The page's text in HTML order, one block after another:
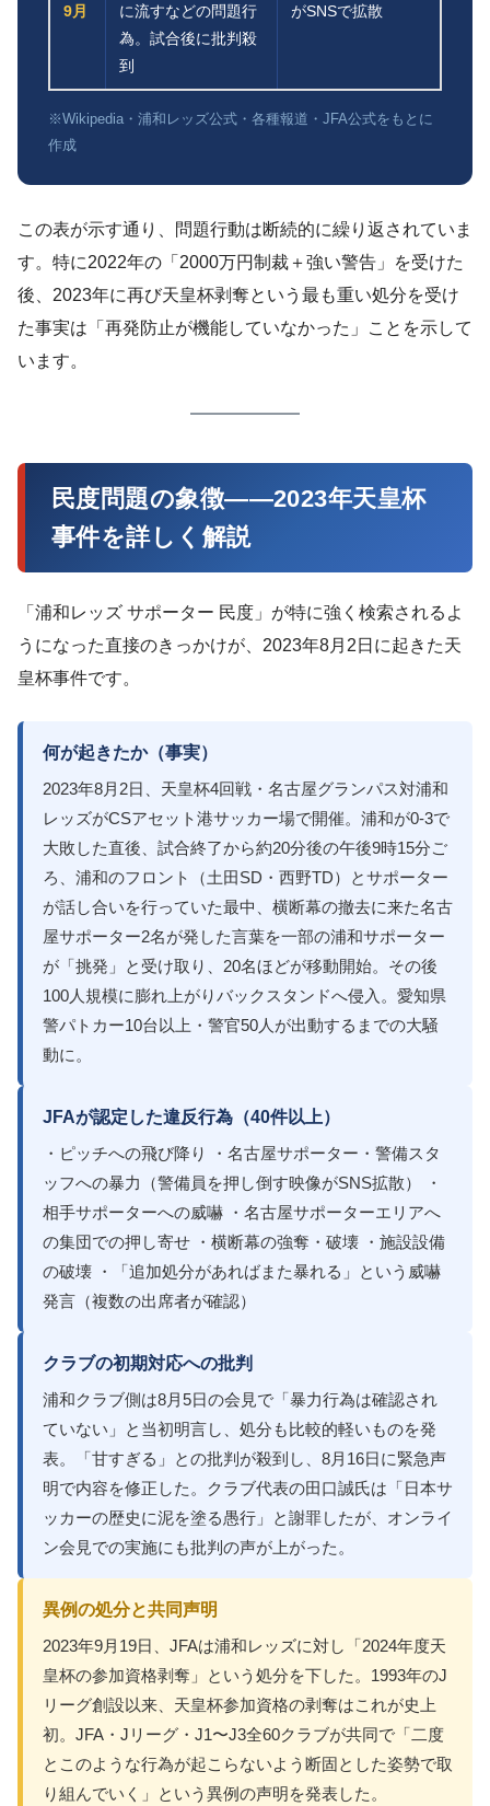
9月
に流すなどの問題行
為。試合後に批判殺
到
がSNSで拡散
※Wikipedia・浦和レッズ公式・各種報道・JFA公式をもとに
作成
この表が示す通り、問題行動は断続的に繰り返されていま
す。特に2022年の「2000万円制裁＋強い警告」を受けた
後、2023年に再び天皇杯剥奪という最も重い処分を受け
た事実は「再発防止が機能していなかった」ことを示して
います。
民度問題の象徴——2023年天皇杯
事件を詳しく解説
「浦和レッズ サポーター 民度」が特に強く検索されるよ
うになった直接のきっかけが、2023年8月2日に起きた天
皇杯事件です。
何が起きたか（事実）
2023年8月2日、天皇杯4回戦・名古屋グランパス対浦和
レッズがCSアセット港サッカー場で開催。浦和が0-3で
大敗した直後、試合終了から約20分後の午後9時15分ご
ろ、浦和のフロント（土田SD・西野TD）とサポーター
が話し合いを行っていた最中、横断幕の撤去に来た名古
屋サポーター2名が発した言葉を一部の浦和サポーター
が「挑発」と受け取り、20名ほどが移動開始。その後
100人規模に膨れ上がりバックスタンドへ侵入。愛知県
警パトカー10台以上・警官50人が出動するまでの大騒
動に。
JFAが認定した違反行為（40件以上）
・ピッチへの飛び降り ・名古屋サポーター・警備スタ
ッフへの暴力（警備員を押し倒す映像がSNS拡散） ・
相手サポーターへの威嚇 ・名古屋サポーターエリアへ
の集団での押し寄せ ・横断幕の強奪・破壊 ・施設設備
の破壊 ・「追加処分があればまた暴れる」という威嚇
発言（複数の出席者が確認）
クラブの初期対応への批判
浦和クラブ側は8月5日の会見で「暴力行為は確認され
ていない」と当初明言し、処分も比較的軽いものを発
表。「甘すぎる」との批判が殺到し、8月16日に緊急声
明で内容を修正した。クラブ代表の田口誠氏は「日本サ
ッカーの歴史に泥を塗る愚行」と謝罪したが、オンライ
ン会見での実施にも批判の声が上がった。
異例の処分と共同声明
2023年9月19日、JFAは浦和レッズに対し「2024年度天
皇杯の参加資格剥奪」という処分を下した。1993年のJ
リーグ創設以来、天皇杯参加資格の剥奪はこれが史上
初。JFA・Jリーグ・J1〜J3全60クラブが共同で「二度
とこのような行為が起こらないよう断固とした姿勢で取
り組んでいく」という異例の声明を発表した。